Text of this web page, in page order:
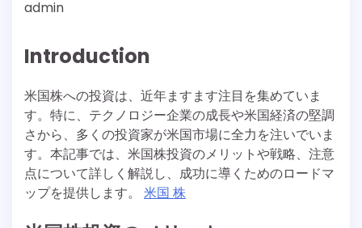
admin
Introduction
米国株への投資は、近年ますます注目を集めていま
す。特に、テクノロジー企業の成長や米国経済の堅調
さから、多くの投資家が米国市場に全力を注いでいま
す。本記事では、米国株投資のメリットや戦略、注意
点について詳しく解説し、成功に導くためのロードマ
ップを提供します。 米国 株